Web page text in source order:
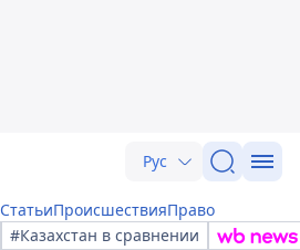
Рус
СтатьиПроисшествияПраво
#Казахстан в сравнении